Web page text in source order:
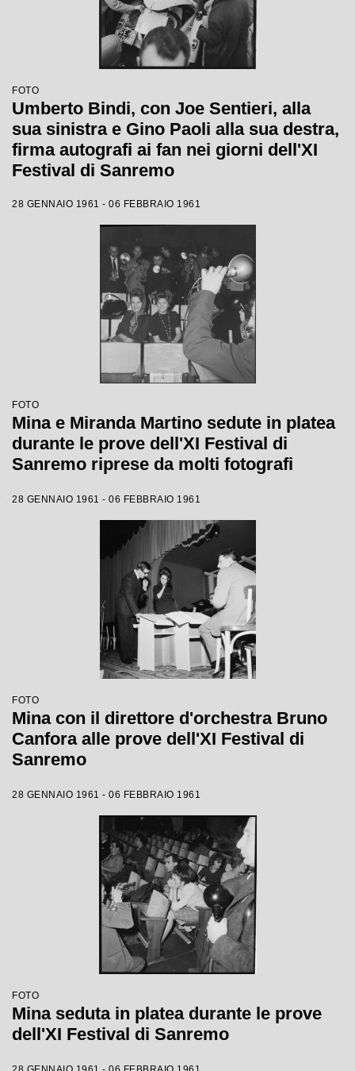
FOTO
Umberto Bindi, con Joe Sentieri, alla
sua sinistra e Gino Paoli alla sua destra,
firma autografi ai fan nei giorni dell'XI
Festival di Sanremo
28 GENNAIO 1961 - 06 FEBBRAIO 1961
FOTO
Mina e Miranda Martino sedute in platea
durante le prove dell'XI Festival di
Sanremo riprese da molti fotografi
28 GENNAIO 1961 - 06 FEBBRAIO 1961
FOTO
Mina con il direttore d'orchestra Bruno
Canfora alle prove dell'XI Festival di
Sanremo
28 GENNAIO 1961 - 06 FEBBRAIO 1961
FOTO
Mina seduta in platea durante le prove
dell'XI Festival di Sanremo